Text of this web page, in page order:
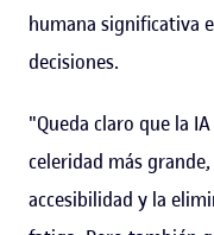
humana significativa
decisiones.
"Queda claro que la
celeridad más
accesibilidad y la